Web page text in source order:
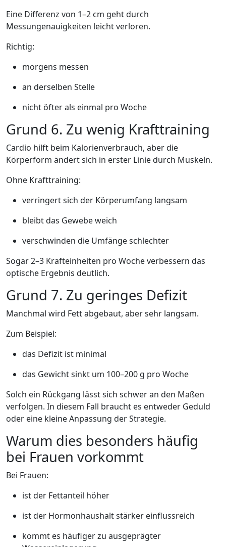
Eine Differenz von 1–2 cm geht durch
Messungenauigkeiten leicht verloren.
Richtig:
morgens messen
an derselben Stelle
nicht öfter als einmal pro Woche
Grund 6. Zu wenig Krafttraining
Cardio hilft beim Kalorienverbrauch, aber die
Körperform ändert sich in erster Linie durch Muskeln.
Ohne Krafttraining:
verringert sich der Körperumfang langsam
bleibt das Gewebe weich
verschwinden die Umfänge schlechter
Sogar 2–3 Krafteinheiten pro Woche verbessern das
optische Ergebnis deutlich.
Grund 7. Zu geringes Defizit
Manchmal wird Fett abgebaut, aber sehr langsam.
Zum Beispiel:
das Defizit ist minimal
das Gewicht sinkt um 100–200 g pro Woche
Solch ein Rückgang lässt sich schwer an den Maßen
verfolgen. In diesem Fall braucht es entweder Geduld
oder eine kleine Anpassung der Strategie.
Warum dies besonders häufig
bei Frauen vorkommt
Bei Frauen:
ist der Fettanteil höher
ist der Hormonhaushalt stärker einflussreich
kommt es häufiger zu ausgeprägter